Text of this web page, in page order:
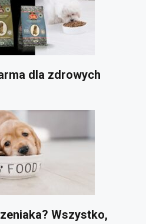
dla zdrowych
Wszystko,